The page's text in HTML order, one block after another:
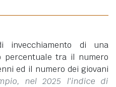
invecchiamento di una
percentuale tra il numero
ed il numero dei giovani
nel 2025 l'indice di